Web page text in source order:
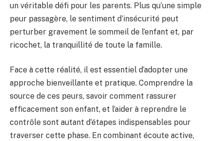
un véritable défi pour les parents. Plus qu’une simple
peur passagère, le sentiment d’insécurité peut
perturber gravement le sommeil de l’enfant et, par
ricochet, la tranquillité de toute la famille.
Face à cette réalité, il est essentiel d’adopter une
approche bienveillante et pratique. Comprendre la
source de ces peurs, savoir comment rassurer
efficacement son enfant, et l’aider à reprendre le
contrôle sont autant d’étapes indispensables pour
traverser cette phase. En combinant écoute active,